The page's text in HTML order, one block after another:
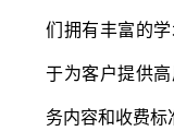
们拥有丰富的
于为客户提供
务内容和收费标